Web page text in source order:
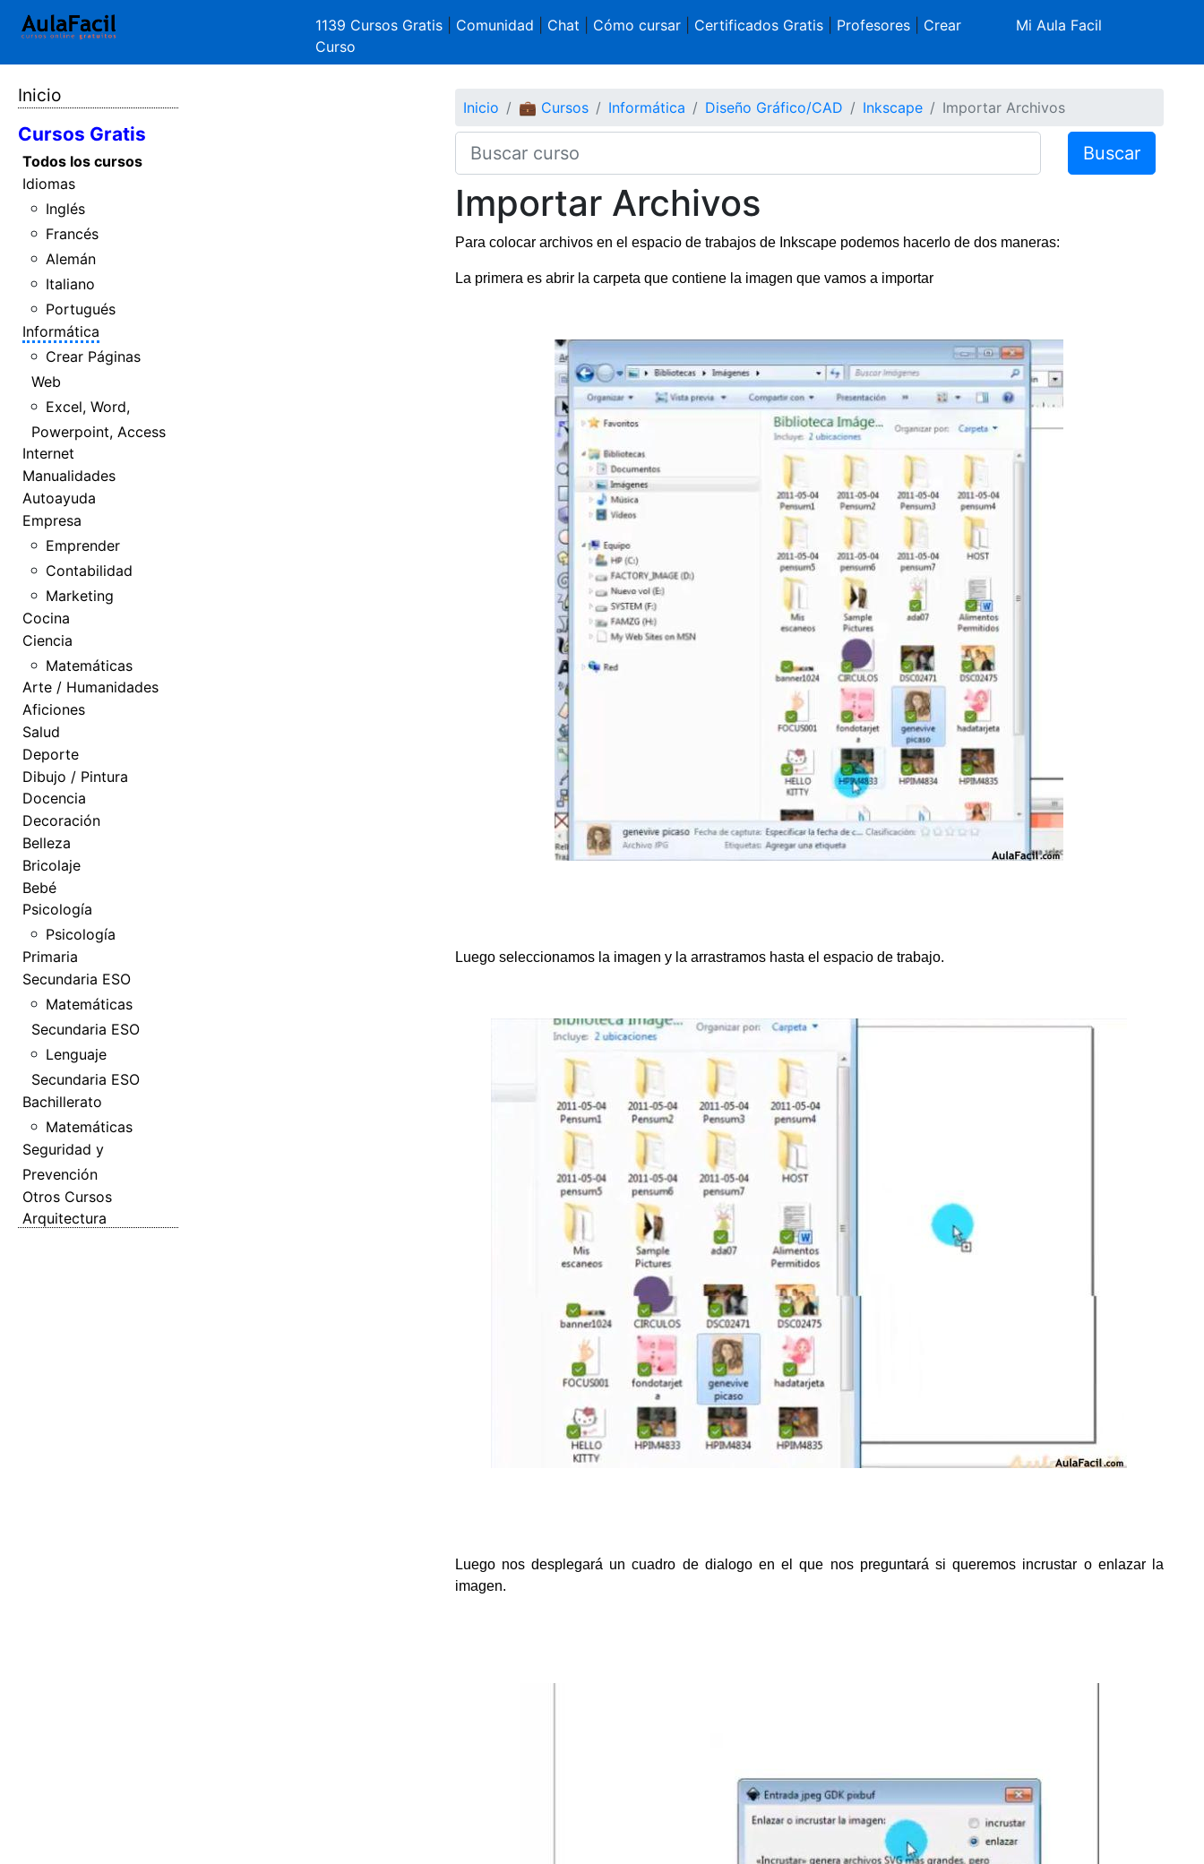
1139 Cursos Gratis Comunidad Chat Cómo cursar| Certificados Gratis| Profesores| Crear
Curso
Mi Aula Facil
Inicio
Cursos Gratis
Todos los cursos
Idiomas
Inglés
Francés
Alemán
Italiano
Portugués
Informática
Crear Páginas
Web
Excel, Word,
Powerpoint, Access
Internet
Manualidades
Autoayuda
Empresa
Emprender
Contabilidad
Marketing
Cocina
Ciencia
Matemáticas
Arte / Humanidades
Aficiones
Salud
Deporte
Dibujo / Pintura
Docencia
Decoración
Belleza
Bricolaje
Bebé
Psicología
Psicología
Primaria
Secundaria ESO
Matemáticas
Secundaria ESO
Lenguaje
Secundaria ESO
Bachillerato
Matemáticas
Seguridad y
Prevención
Otros Cursos
Arquitectura
Inicio 💼 Cursos Informática Diseño Gráfico/CAD Inkscape Importar Archivos
Buscar
Importar Archivos
Para colocar archivos en el espacio de trabajos de Inkscape podemos hacerlo de dos maneras:
La primera es abrir la carpeta que contiene la imagen que vamos a importar
Luego seleccionamos la imagen y la arrastramos hasta el espacio de trabajo.
Luego nos desplegará un cuadro de dialogo en el que nos preguntará si queremos incrustar o enlazar la
imagen.